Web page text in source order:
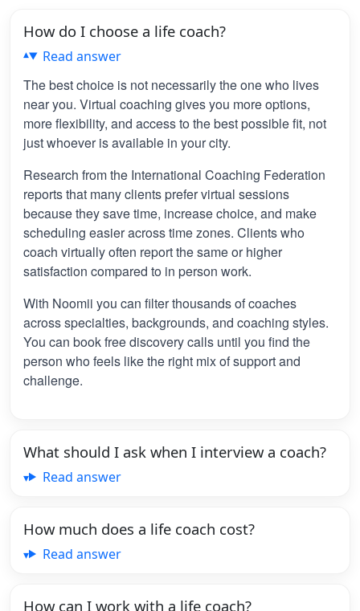
How do I choose a life coach?
Read answer
The best choice is not necessarily the one who lives
near you. Virtual coaching gives you more options,
more flexibility, and access to the best possible fit, not
just whoever is available in your city.
Research from the International Coaching Federation
reports that many clients prefer virtual sessions
because they save time, increase choice, and make
scheduling easier across time zones. Clients who
coach virtually often report the same or higher
satisfaction compared to in person work.
With Noomii you can filter thousands of coaches
across specialties, backgrounds, and coaching styles.
You can book free discovery calls until you find the
person who feels like the right mix of support and
challenge.
What should I ask when I interview a coach?
Read answer
How much does a life coach cost?
Read answer
How can I work with a life coach?